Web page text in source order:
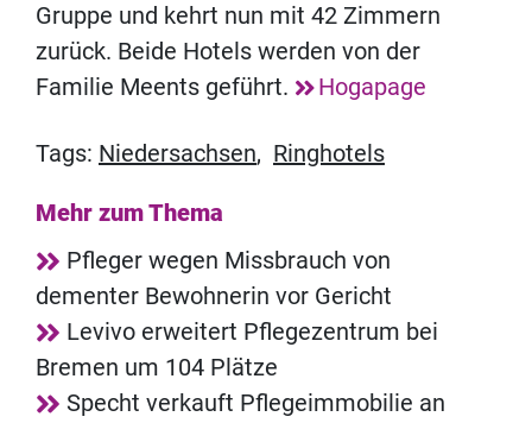
Gruppe und kehrt nun mit 42 Zimmern
zurück. Beide Hotels werden von der
Familie Meents geführt.
Hogapage
Tags: Niedersachsen, Ringhotels
Mehr zum Thema
Pfleger wegen Missbrauch von
dementer Bewohnerin vor Gericht
Levivo erweitert Pflegezentrum bei
Bremen um 104 Plätze
Specht verkauft Pflegeimmobilie an